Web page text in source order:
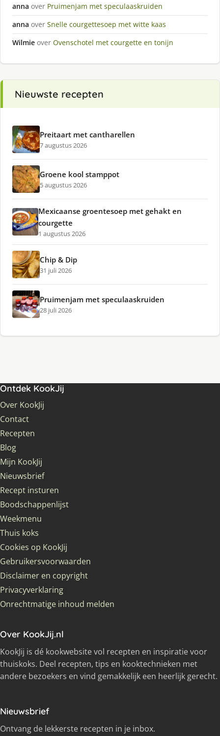
anna over Pruimenjam met speculaaskruiden
anna over Snelle courgettesoep met witte kaas
Wilmie over Ovenschotel met courgette en tonijn
Nieuwste recepten
Preitaart met cantharellen
7 augustus 2026
Groene kool stamppot
5 augustus 2026
Mexicaanse groentesoep met gehakt en
courgette
1 augustus 2026
Chip & Dip
31 juli 2026
Pruimenjam met speculaaskruiden
28 juli 2026
Ontdek KookJij
Over KookJij
Contact
Recepten
Blog
Mijn KookJij
Nieuwsbrief
Recept insturen
Boodschappenlijst
Weekmenu
Thuis koks
Cookies op KookJij
Gebruikersvoorwaarden
Disclaimer en copyright
Privacyverklaring
Onrechtmatige inhoud melden
Over KookJij.nl
KookJij is dé kookwebsite vol recepten en inspiratie voor
thuiskoks. Deel recepten, tips en kooktechnieken met
andere bezoekers en vind gemakkelijk een heerlijk gerecht.
Nieuwsbrief
Ontvang de lekkerste recepten in je inbox.